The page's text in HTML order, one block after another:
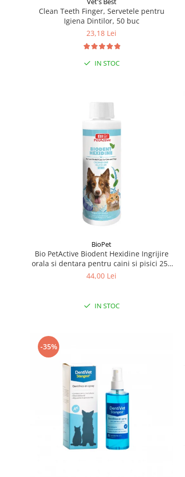
Clean Teeth Finger, Servetele pentru
Igiena Dintilor, 50 buc
23,18 Lei
IN STOC
BioPet
Bio PetActive Biodent Hexidine Ingrijire
orala si dentara pentru caini si pisici 250
ml
44,00 Lei
IN STOC
-35%